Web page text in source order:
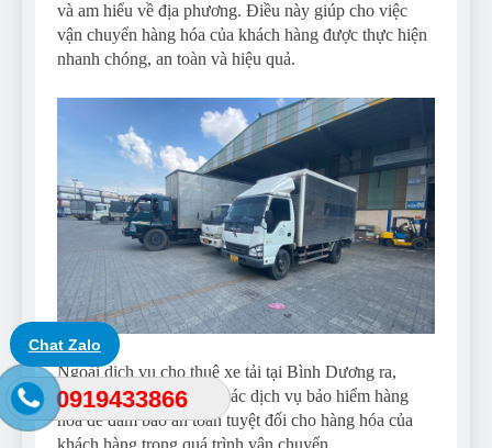
và am hiểu về địa phương. Điều này giúp cho việc
vận chuyển hàng hóa của khách hàng được thực hiện
nhanh chóng, an toàn và hiệu quả.
Ngoài dịch vụ cho thuê xe tải tại Bình Dương ra,
chúng tôi còn cung cấp các dịch vụ bảo hiểm hàng
hóa để đảm bảo an toàn tuyệt đối cho hàng hóa của
Chat Zalo
0919433866